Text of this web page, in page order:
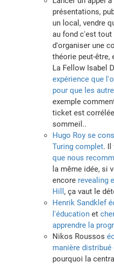
présentations,
un local, vendre
au fond c'est tout
d'organiser une
théorie peut-être,
La Fellow Isabel
expérience que
pour que les
exemple
ticket est
sommeil..
Hugo Roy se
Turing complet. Il
que nous
la même idée, si
encore revealing
Hill , ça vaut le
Henrik Sandklef
l'éducation et
apprendre la
Nikos Roussos
manière
pourquoi la